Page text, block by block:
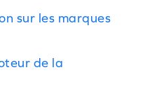
sur les marques
de la